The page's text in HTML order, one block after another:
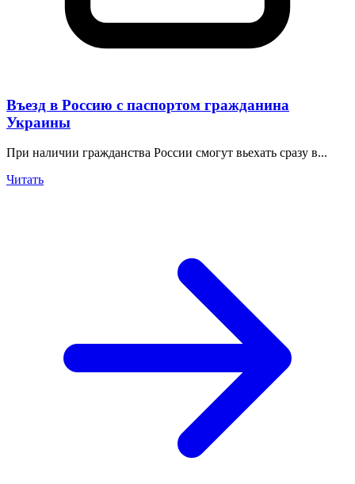
Въезд в Россию с паспортом гражданина
Украины
При наличии гражданства России смогут вьехать сразу в...
Читать